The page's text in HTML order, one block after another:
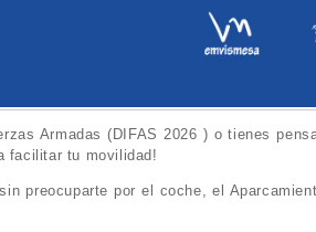
Armadas (DIFAS 2026 ) o tienes
facilitar tu movilidad!
preocuparte por el coche, el